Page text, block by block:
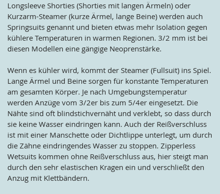
Longsleeve Shorties (Shorties mit langen Ärmeln) oder
Kurzarm-Steamer (kurze Ärmel, lange Beine) werden auch
Springsuits genannt und bieten etwas mehr Isolation gegen
kühlere Temperaturen in warmen Regionen. 3/2 mm ist bei
diesen Modellen eine gängige Neoprenstärke.
Wenn es kühler wird, kommt der Steamer (Fullsuit) ins Spiel.
Lange Ärmel und Beine sorgen für konstante Temperaturen
am gesamten Körper. Je nach Umgebungstemperatur
werden Anzüge vom 3/2er bis zum 5/4er eingesetzt. Die
Nähte sind oft blindstichvernäht und verklebt, so dass durch
sie keine Wasser eindringen kann. Auch der Reißverschluss
ist mit einer Manschette oder Dichtlippe unterlegt, um durch
die Zähne eindringendes Wasser zu stoppen. Zipperless
Wetsuits kommen ohne Reißverschluss aus, hier steigt man
durch den sehr elastischen Kragen ein und verschließt den
Anzug mit Klettbändern.